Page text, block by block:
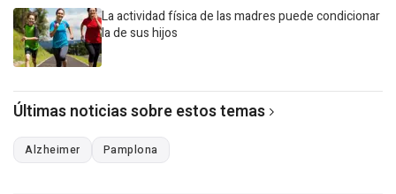
La actividad física de las madres puede condicionar
la de sus hijos
Últimas noticias sobre estos temas
Alzheimer Pamplona